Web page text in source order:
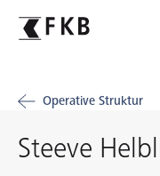
Operative Struktur
Steeve